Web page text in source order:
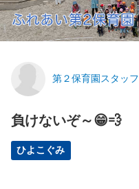
第２保育園スタッフ
負けないぞ～😁💨
ひよこぐみ